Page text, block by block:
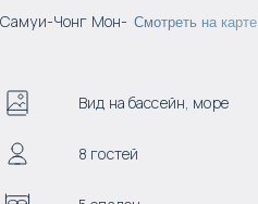
Самуи-Чонг Мон- Смотреть на карте
Вид на бассейн, море
8 гостей